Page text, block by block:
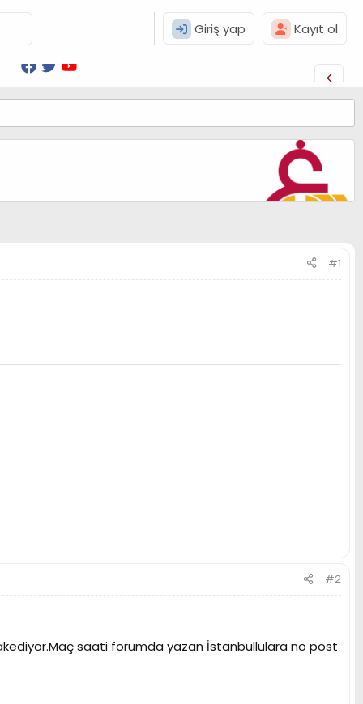
Giriş yap Kayıt ol
#1
#2
saati forumda yazan İstanbullulara no post